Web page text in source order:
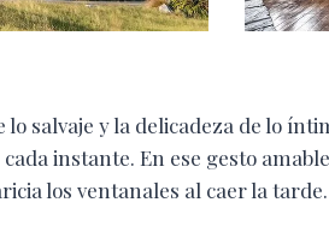
salvaje y la delicadeza de lo
instante. En ese gesto
los ventanales al caer la tarde.